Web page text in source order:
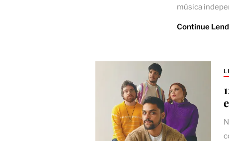
música
Continue